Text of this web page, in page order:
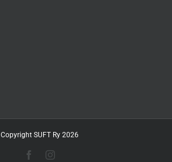
Copyright SUFT Ry 2026
FacebookInstagram